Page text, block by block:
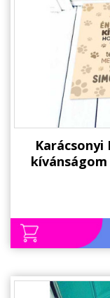
Karácsonyi